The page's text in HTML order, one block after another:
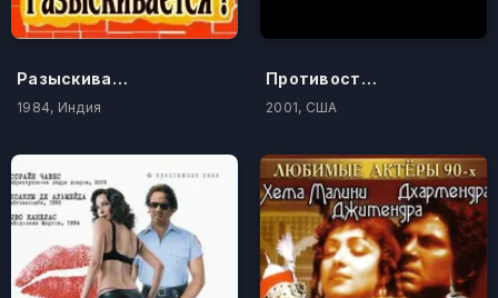
Разыскивается
1984, Индия
Противостояние
2001, США